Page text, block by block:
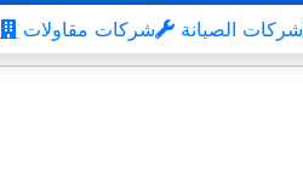
شركات مقاولات شركات الصيانة